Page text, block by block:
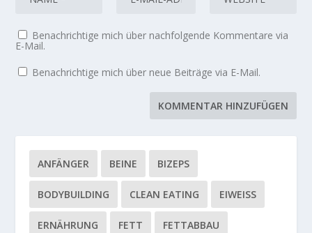
Benachrichtige mich über nachfolgende Kommentare via
E-Mail.
Benachrichtige mich über neue Beiträge via E-Mail.
ANFÄNGER BEINE BIZEPS
BODYBUILDING CLEAN EATING EIWEISS
ERNÄHRUNG FETT FETTABBAU